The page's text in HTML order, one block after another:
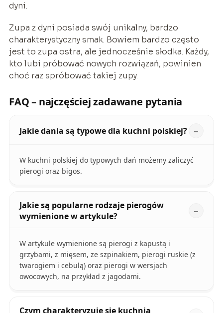
dyni.
Zupa z dyni posiada swój unikalny, bardzo
charakterystyczny smak. Bowiem bardzo często
jest to zupa ostra, ale jednocześnie słodka. Każdy,
kto lubi próbować nowych rozwiązań, powinien
choć raz spróbować takiej zupy.
FAQ – najczęściej zadawane pytania
Jakie dania są typowe dla kuchni polskiej?
W kuchni polskiej do typowych dań możemy zaliczyć
pierogi oraz bigos.
Jakie są popularne rodzaje pierogów
wymienione w artykule?
W artykule wymienione są pierogi z kapustą i
grzybami, z mięsem, ze szpinakiem, pierogi ruskie (z
twarogiem i cebulą) oraz pierogi w wersjach
owocowych, na przykład z jagodami.
Czym charakteryzuje się kuchnia